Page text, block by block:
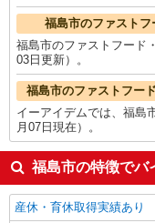
福島市のファストフ
福島市のファストフード
03日更新）。
福島市のファストフー
イーアイデムでは、福島
月07日現在）。
福島市の特徴でバ
産休・育休取得実績あり